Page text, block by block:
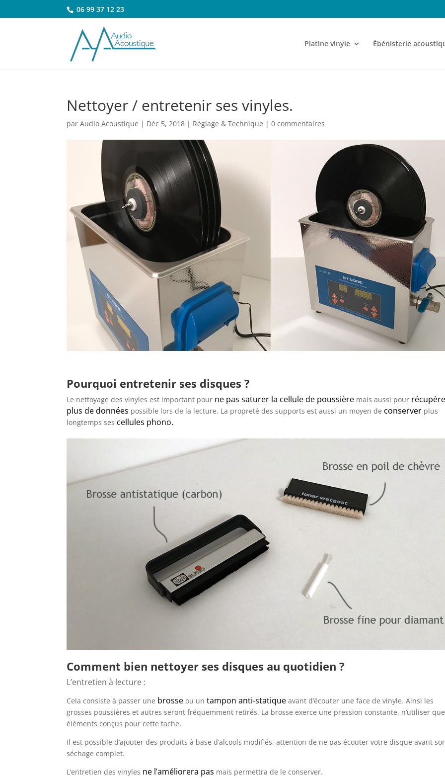
06 99 37 12 23
Platine vinyle Ébénisterie
Nettoyer / entretenir ses vinyles.
parAudio Acoustique | Déc 5, 2018 | Réglage & Technique |0 commentaires
Pourquoi entretenir ses disques ?
Le nettoyage des vinyles est important pour ne pas saturer la cellule de poussière mais aussi pour
plus de données possible lors de la lecture. La propreté des supports est aussi un moyen de conserver plus
longtemps ses cellules phono.
Comment bien nettoyer ses disques au quotidien ?
L’entretien à lecture :
Cela consiste à passer une brosse ou untampon anti-statique avant d’écouter une face de vinyle. Ainsi les
grosses poussières et autres seront fréquemment retirés. La brosse exerce une pression constante, n’utiliser que
éléments conçus pour cette tache.
Il est possible d’ajouter des produits à base d’alcools modifiés, attention de ne pas écouter votre disque avant
séchage complet.
L’entretien des vinyles ne l’améliorera pas mais permettra de le conserver.